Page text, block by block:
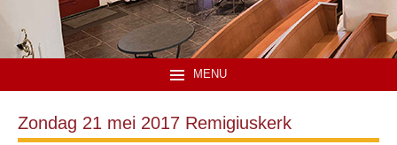
MENU
Zondag 21 mei 2017 Remigiuskerk